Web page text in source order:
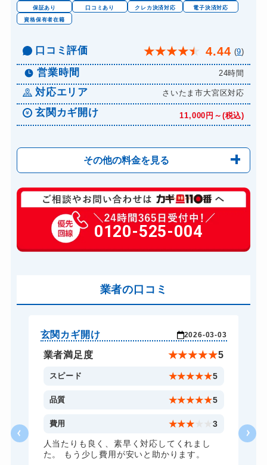
保証あり
口コミあり クレカ決済対応
電子決済対応
資格保有者在籍
口コミ評価 ★★★★★ 4.44 (9)
営業時間 24時間
対応エリア さいたま市大宮区対応
玄関カギ開け 11,000円～(税込)
その他の料金を見る
玄関カギ修理 6,600円～(税込)
玄関カギ交換 14,300円～(税込)
車カギ開け 13,200円～(税込)
スーツケースカギ開け
ロッカーカギ開け 8,800円～(税込)
ドアノブカギ開け 6,600円～(税込)
ドアノブカギ交換 11,000円～(税込)
0120-525-004
業者の口コミ
玄関カギ開け 2026-03-03
業者満足度 ★★★★★5
スピード ★★★★★5
品質 ★★★★★5
費用 ★★★ 3
人当たりも良く、素早く対応してくれまし
た。 もう少し費用が安いと助かります。